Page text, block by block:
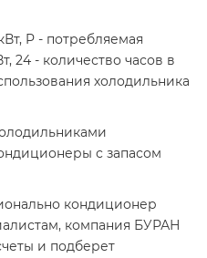
P - потребляемая
24 - количество часов в
холодильника
с запасом
кондиционер
компания БУРАН
и подберет